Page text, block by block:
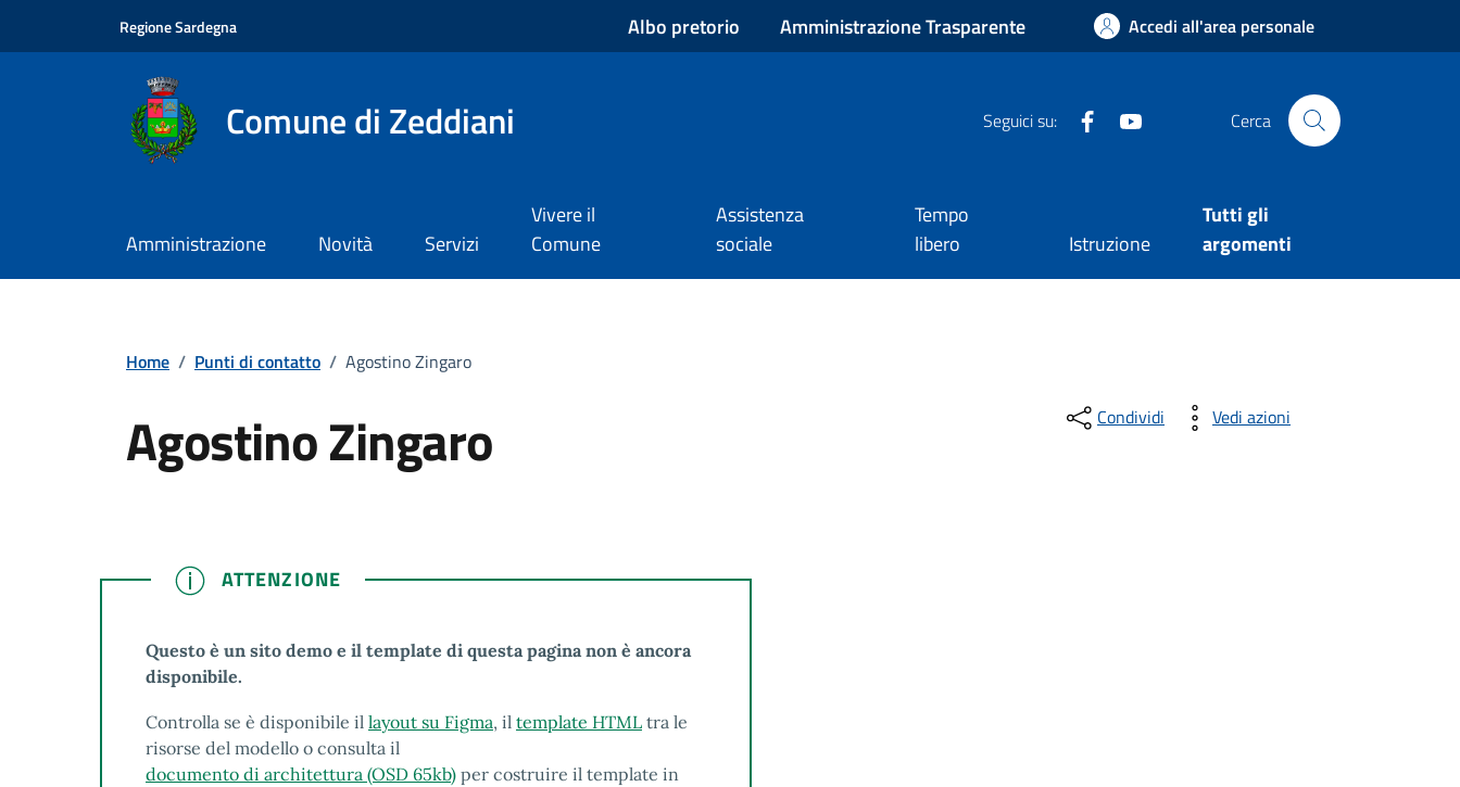
Regione Sardegna Albo pretorio Amministrazione Trasparente Accedi all'area personale
Comune di Zeddiani Seguici su: Facebook Cerca
Amministrazione Novità Servizi
Vivere il
Comune
Assistenza
sociale
Tempo
libero
Istruzione
Tutti gli
argomenti
Home / Punti di contatto / Agostino Zingaro
Agostino Zingaro Condividi Vedi azioni
ATTENZIONE
ATTENZIONE
Questo è un sito demo e il template di questa pagina non è ancora
disponibile.
Controlla se è disponibile il layout su Figma, il template HTMLtra le
risorse del modello o consulta il
documento di architettura (OSD 65kb)per costruire il template in